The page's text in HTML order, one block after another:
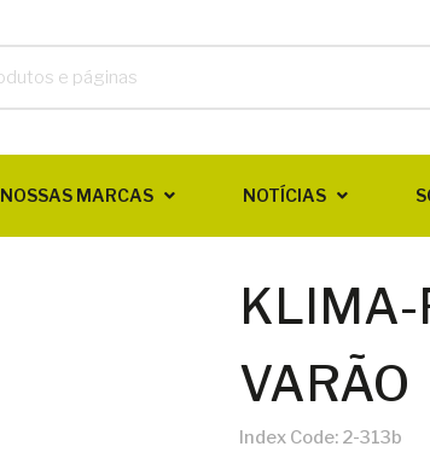
NOSSAS MARCAS NOTÍCIAS
KLIMA-
VARÃO
Index Code: 2-313b